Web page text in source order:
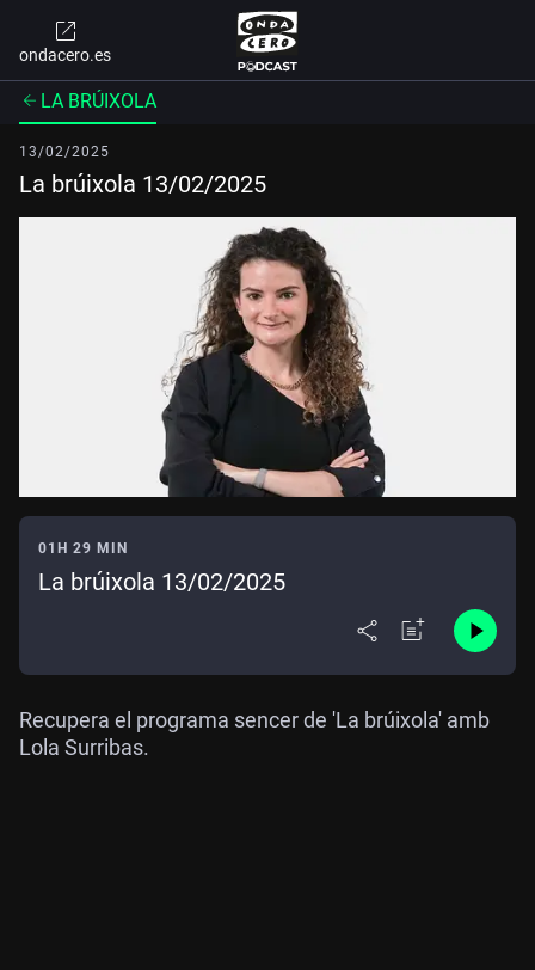
ondacero.es
LA BRÚIXOLA
13/02/2025
La brúixola 13/02/2025
01H 29 MIN
La brúixola 13/02/2025
Recupera el programa sencer de 'La brúixola' amb
Lola Surribas.